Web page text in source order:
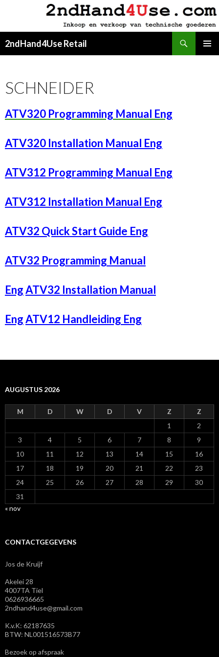
2ndHand4Use Retail
SCHNEIDER
ATV320 Programming Manual Eng
ATV320 Installation Manual Eng
ATV312 Programming Manual Eng
ATV312 Installation Manual Eng
ATV32 Quick Start Guide Eng
ATV32 Programming Manual
EngATV32 Installation Manual
EngATV12 Handleiding Eng
AUGUSTUS 2026
M D W D V Z
Z
1
2
3
4 5 6 7 8
9
10
11 12 13 14 15
16
17
18 19 20 21 22
23
24
25 26 27 28 29
30
31
« nov
CONTACTGEGEVENS
Jos de Kruijf
Akelei 28
4007TA Tiel
0626936665
2ndhand4use@gmail.com
K.v.K: 62187635
BTW: NL001516573B77
Bezoek op afspraak